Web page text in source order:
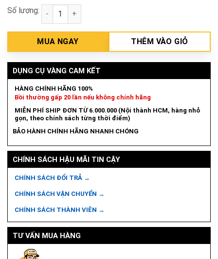
Số lượng: Ampe kìm AC Hioki CM3281 số lượng
MUA NGAY THÊM VÀO GIỎ
DỤNG CỤ VÀNG CAM KẾT
HÀNG CHÍNH HÃNG 100%
Bồi thường gấp 20 lần nếu không chính hãng
MIỄN PHÍ SHIP ĐƠN TỪ 6.000.000 (Nội thành HCM, hàng nhỏ
gọn, theo chính sách từng thời điểm)
BẢO HÀNH CHÍNH HÃNG NHANH CHÓNG
CHÍNH SÁCH HẬU MÃI TIN CẬY
CHÍNH SÁCH ĐỔI TRẢ →
CHÍNH SÁCH VẬN CHUYỂN →
CHÍNH SÁCH THÀNH VIÊN →
TƯ VẤN MUA HÀNG